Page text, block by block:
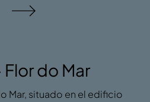
do Mar
Mar, situado en el edificio